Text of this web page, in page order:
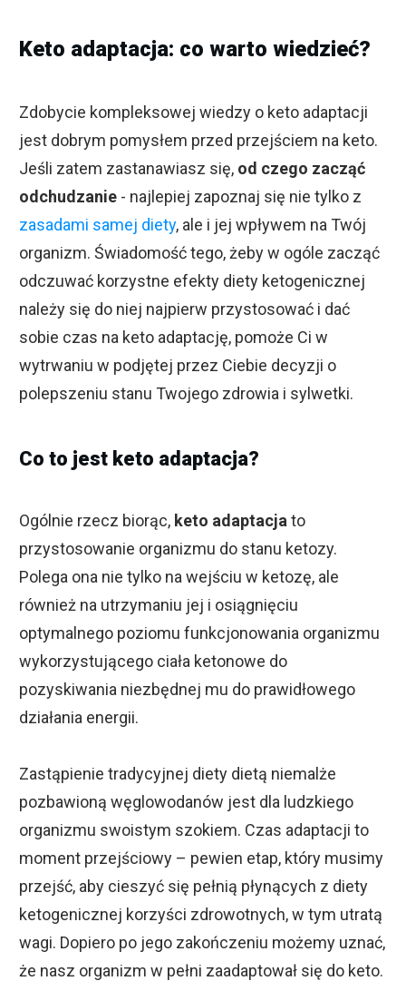
Keto adaptacja: co warto wiedzieć?
Zdobycie kompleksowej wiedzy o keto adaptacji
jest dobrym pomysłem przed przejściem na keto.
Jeśli zatem zastanawiasz się, od czego zacząć
odchudzanie - najlepiej zapoznaj się nie tylko z
zasadami samej diety, ale i jej wpływem na Twój
organizm. Świadomość tego, żeby w ogóle zacząć
odczuwać korzystne efekty diety ketogenicznej
należy się do niej najpierw przystosować i dać
sobie czas na keto adaptację, pomoże Ci w
wytrwaniu w podjętej przez Ciebie decyzji o
polepszeniu stanu Twojego zdrowia i sylwetki.
Co to jest keto adaptacja?
Ogólnie rzecz biorąc, keto adaptacja to
przystosowanie organizmu do stanu ketozy.
Polega ona nie tylko na wejściu w ketozę, ale
również na utrzymaniu jej i osiągnięciu
optymalnego poziomu funkcjonowania organizmu
wykorzystującego ciała ketonowe do
pozyskiwania niezbędnej mu do prawidłowego
działania energii.
Zastąpienie tradycyjnej diety dietą niemalże
pozbawioną węglowodanów jest dla ludzkiego
organizmu swoistym szokiem. Czas adaptacji to
moment przejściowy – pewien etap, który musimy
przejść, aby cieszyć się pełnią płynących z diety
ketogenicznej korzyści zdrowotnych, w tym utratą
wagi. Dopiero po jego zakończeniu możemy uznać,
że nasz organizm w pełni zaadaptował się do keto.